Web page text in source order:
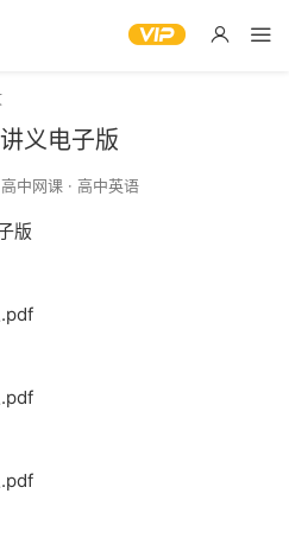
义电子版
高中网课 · 高中英语
版